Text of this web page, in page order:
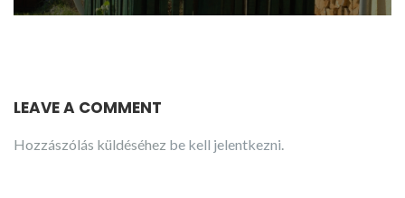
LEAVE A COMMENT
Hozzászólás küldéséhez be kell jelentkezni.